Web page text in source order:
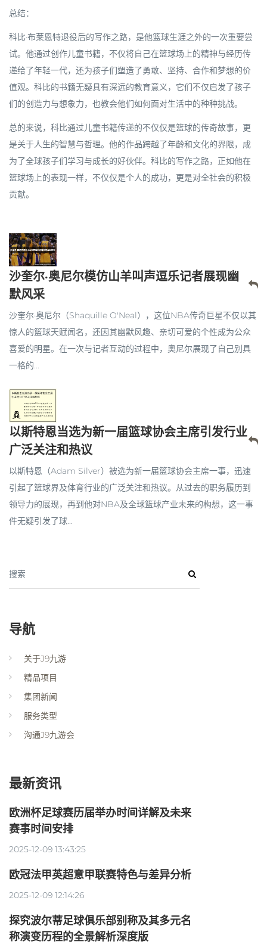
总结：
科比·布莱恩特退役后的写作之路，是他篮球生涯之外的一次重要尝
试。他通过创作儿童书籍，不仅将自己在篮球场上的精神与经历传
递给了年轻一代，还为孩子们塑造了勇敢、坚持、合作和梦想的价
值观。科比的书籍无疑具有深远的教育意义，它们不仅启发了孩子
们的创造力与想象力，也教会他们如何面对生活中的种种挑战。
总的来说，科比通过儿童书籍传递的不仅仅是篮球的传奇故事，更
是关于人生的智慧与哲理。他的作品跨越了年龄和文化的界限，成
为了全球孩子们学习与成长的好伙伴。科比的写作之路，正如他在
篮球场上的表现一样，不仅仅是个人的成功，更是对全社会的积极
贡献。
沙奎尔·奥尼尔模仿山羊叫声逗乐记者展现幽
默风采
沙奎尔·奥尼尔（Shaquille O'Neal），这位NBA传奇巨星不仅以其
惊人的篮球天赋闻名，还因其幽默风趣、亲切可爱的个性成为公众
喜爱的明星。在一次与记者互动的过程中，奥尼尔展现了自己别具
一格的...
以斯特恩当选为新一届篮球协会主席引发行业
广泛关注和热议
以斯特恩（Adam Silver）被选为新一届篮球协会主席一事，迅速
引起了篮球界及体育行业的广泛关注和热议。从过去的职务履历到
领导力的展现，再到他对NBA及全球篮球产业未来的构想，这一事
件无疑引发了球...
搜索
导航
关于J9九游
精品项目
集团新闻
服务类型
沟通J9九游会
最新资讯
欧洲杯足球赛历届举办时间详解及未来
赛事时间安排
2025-12-09 13:43:25
欧冠法甲英超意甲联赛特色与差异分析
2025-12-09 12:14:26
探究波尔蒂足球俱乐部别称及其多元名
称演变历程的全景解析深度版